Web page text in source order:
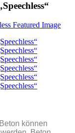
können